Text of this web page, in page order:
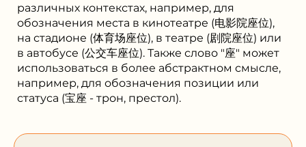
различных контекстах, например, для
обозначения места в кинотеатре (电影院座位),
на стадионе (体育场座位), в театре (剧院座位) или
в автобусе (公交车座位). Также слово "座" может
использоваться в более абстрактном смысле,
например, для обозначения позиции или
статуса (宝座 - трон, престол).